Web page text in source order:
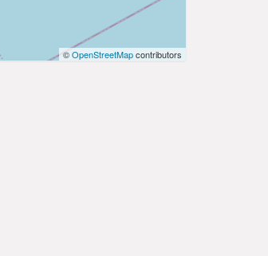
©OpenStreetMapcontributors